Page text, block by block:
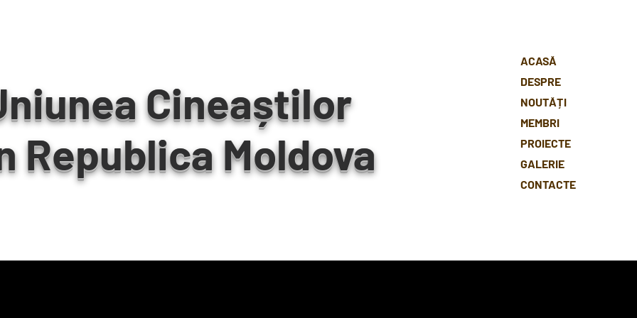
Cineaștilor
Republica Moldova
ACASĂ
DESPRE
NOUTĂȚI
MEMBRI
PROIECTE
GALERIE
CONTACTE